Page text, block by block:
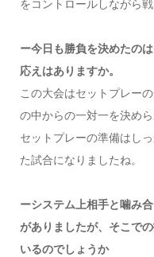
をコントロールしながら
ー今日も勝負を決めたの
応えはありますか。
この大会はセットプレー
の中からの一対一を決め
セットプレーの準備はし
た試合になりましたね。
ーシステム上相手と噛み
がありましたが、そこで
いるのでしょうか